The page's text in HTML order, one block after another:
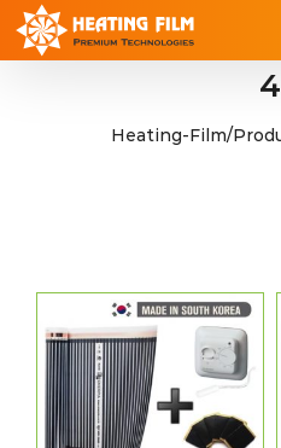
Skip
4
Heating-Film/